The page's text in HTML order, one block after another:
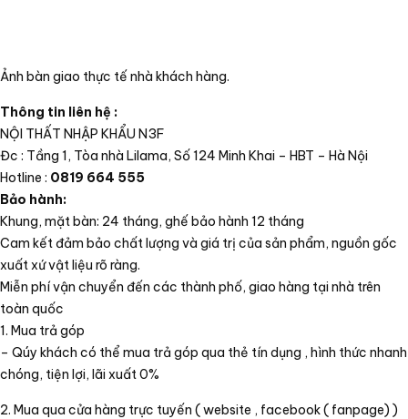
Ảnh bàn giao thực tế nhà khách hàng.
Thông tin liên hệ :
NỘI THẤT NHẬP KHẨU N3F
Đc : Tầng 1, Tòa nhà Lilama, Số 124 Minh Khai – HBT – Hà Nội
Hotline : 0819 664 555
Bảo hành:
Khung, mặt bàn: 24 tháng, ghế bảo hành 12 tháng
Cam kết đảm bảo chất lượng và giá trị của sản phẩm, nguồn gốc
xuất xứ vật liệu rõ ràng.
Miễn phí vận chuyển đến các thành phố, giao hàng tại nhà trên
toàn quốc
1. Mua trả góp
– Qúy khách có thể mua trả góp qua thẻ tín dụng , hình thức nhanh
chóng, tiện lợi, lãi xuất 0%
2. Mua qua cửa hàng trực tuyến ( website , facebook ( fanpage) )